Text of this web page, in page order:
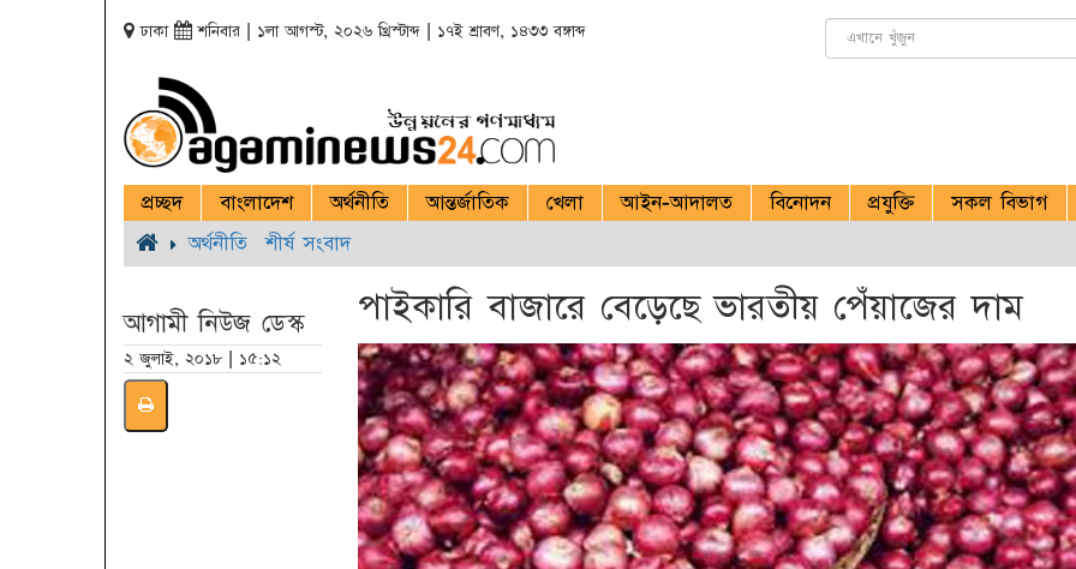
ঢাকা শনিবার | ১লা আগস্ট, ২০২৬ খ্রিস্টাব্দ | ১৭ই শ্রাবণ, ১৪৩৩ বঙ্গাব্দ
প্রচ্ছদ বাংলাদেশ অর্থনীতি আন্তর্জাতিক খেলা আইন-আদালত বিনোদন প্রযুক্তি সকল বিভাগ
অর্থনীতি
শীর্ষ সংবাদ
আগামী নিউজ ডেস্ক
২ জুলাই, ২০১৮ | ১৫:১২
পাইকারি বাজারে বেড়েছে ভারতীয় পেঁয়াজের দাম